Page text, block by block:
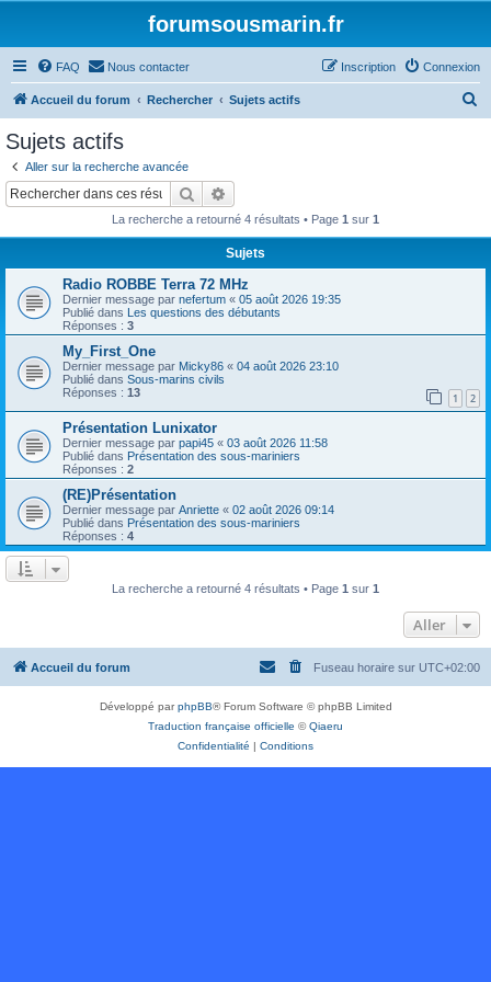
forumsousmarin.fr
FAQ Nous contacter Connexion
Inscription
Accueil du forum Rechercher Sujets actifs
r
Sujets actifs
Aller sur la recherche avancée
Rechercher
La recherche a retourné 4 résultats • Page 1 sur 1
Sujets
Radio ROBBE Terra 72 MHz
Dernier message par nefertum « 05 août 2026 19:35
Publié dans Les questions des débutants
Réponses : 3
My_First_One
Dernier message par Micky86 « 04 août 2026 23:10
Publié dans Sous-marins civils
Réponses : 13 1 2
Présentation Lunixator
Dernier message par papi45 « 03 août 2026 11:58
Publié dans Présentation des sous-mariniers
Réponses : 2
(RE)Présentation
Dernier message par Anriette « 02 août 2026 09:14
Publié dans Présentation des sous-mariniers
Réponses : 4
La recherche a retourné 4 résultats • Page 1 sur 1
Aller
Accueil du forum Fuseau horaire sur UTC+02:00
Développé parphpBB® Forum Software © phpBB Limited
Traduction française officielle ©Qiaeru
Confidentialité | Conditions